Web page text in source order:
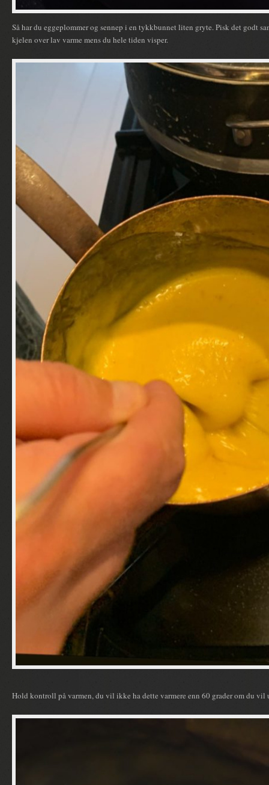
Så har du eggeplommer og sennep i en tykkbunnet liten gryte. Pisk det godt
kjelen over lav varme mens du hele tiden visper.
Hold kontroll på varmen, du vil ikke ha dette varmere enn 60 grader om du vil